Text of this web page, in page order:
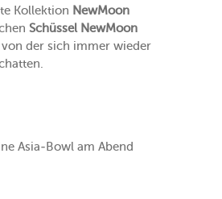
Kollektion NewMoon
Schüssel NewMoon
der sich immer wieder
Asia-Bowl am Abend